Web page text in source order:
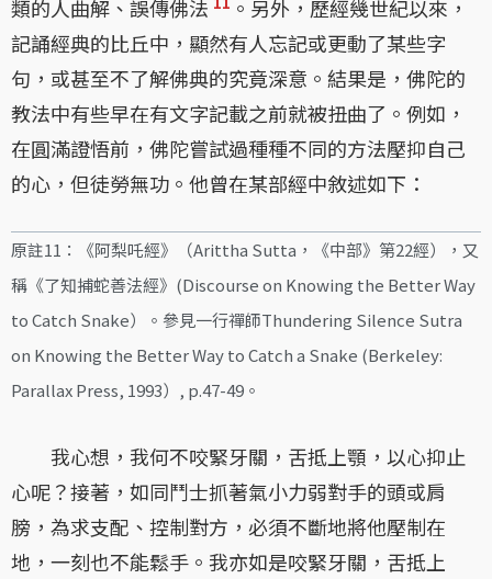
類的人曲解、誤傳佛法
。另外，歷經幾世紀以來，
記誦經典的比丘中，顯然有人忘記或更動了某些字
句，或甚至不了解佛典的究竟深意。結果是，佛陀的
教法中有些早在有文字記載之前就被扭曲了。例如，
在圓滿證悟前，佛陀嘗試過種種不同的方法壓抑自己
的心，但徒勞無功。他曾在某部經中敘述如下：
原註11：《阿梨吒經》（Arittha Sutta，《中部》第22經），又
稱《了知捕蛇善法經》(Discourse on Knowing the Better Way
to Catch Snake）。參見一行禪師Thundering Silence Sutra
on Knowing the Better Way to Catch a Snake (Berkeley:
Parallax Press, 1993）, p.47-49。
我心想，我何不咬緊牙關，舌抵上顎，以心抑止
心呢？接著，如同鬥士抓著氣小力弱對手的頭或肩
膀，為求支配、控制對方，必須不斷地將他壓制在
地，一刻也不能鬆手。我亦如是咬緊牙關，舌抵上